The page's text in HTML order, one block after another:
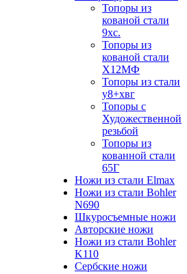
Топоры из
кованой стали
9хс.
Топоры из
кованой стали
Х12МФ
Топоры из стали
у8+хвг
Топоры с
Художественной
резьбой
Топоры из
кованной стали
65Г
Ножи из стали Elmax
Ножи из стали Bohler
N690
Шкуросъемные ножи
Авторские ножи
Ножи из стали Bohler
K110
Сербские ножи